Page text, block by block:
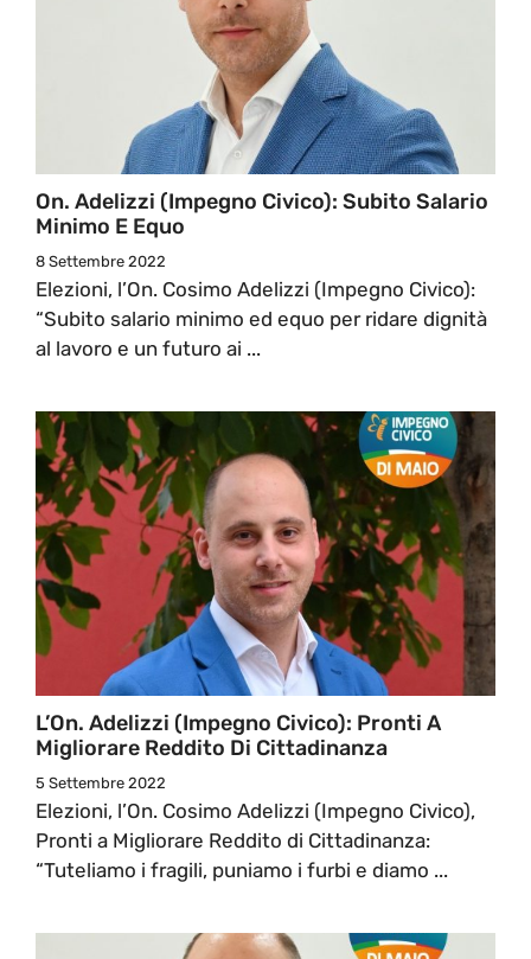
On. Adelizzi (Impegno Civico): Subito Salario
Minimo E Equo
8 Settembre 2022
Elezioni, l’On. Cosimo Adelizzi (Impegno Civico):
“Subito salario minimo ed equo per ridare dignità
al lavoro e un futuro ai ...
L’On. Adelizzi (Impegno Civico): Pronti A
Migliorare Reddito Di Cittadinanza
5 Settembre 2022
Elezioni, l’On. Cosimo Adelizzi (Impegno Civico),
Pronti a Migliorare Reddito di Cittadinanza:
“Tuteliamo i fragili, puniamo i furbi e diamo ...